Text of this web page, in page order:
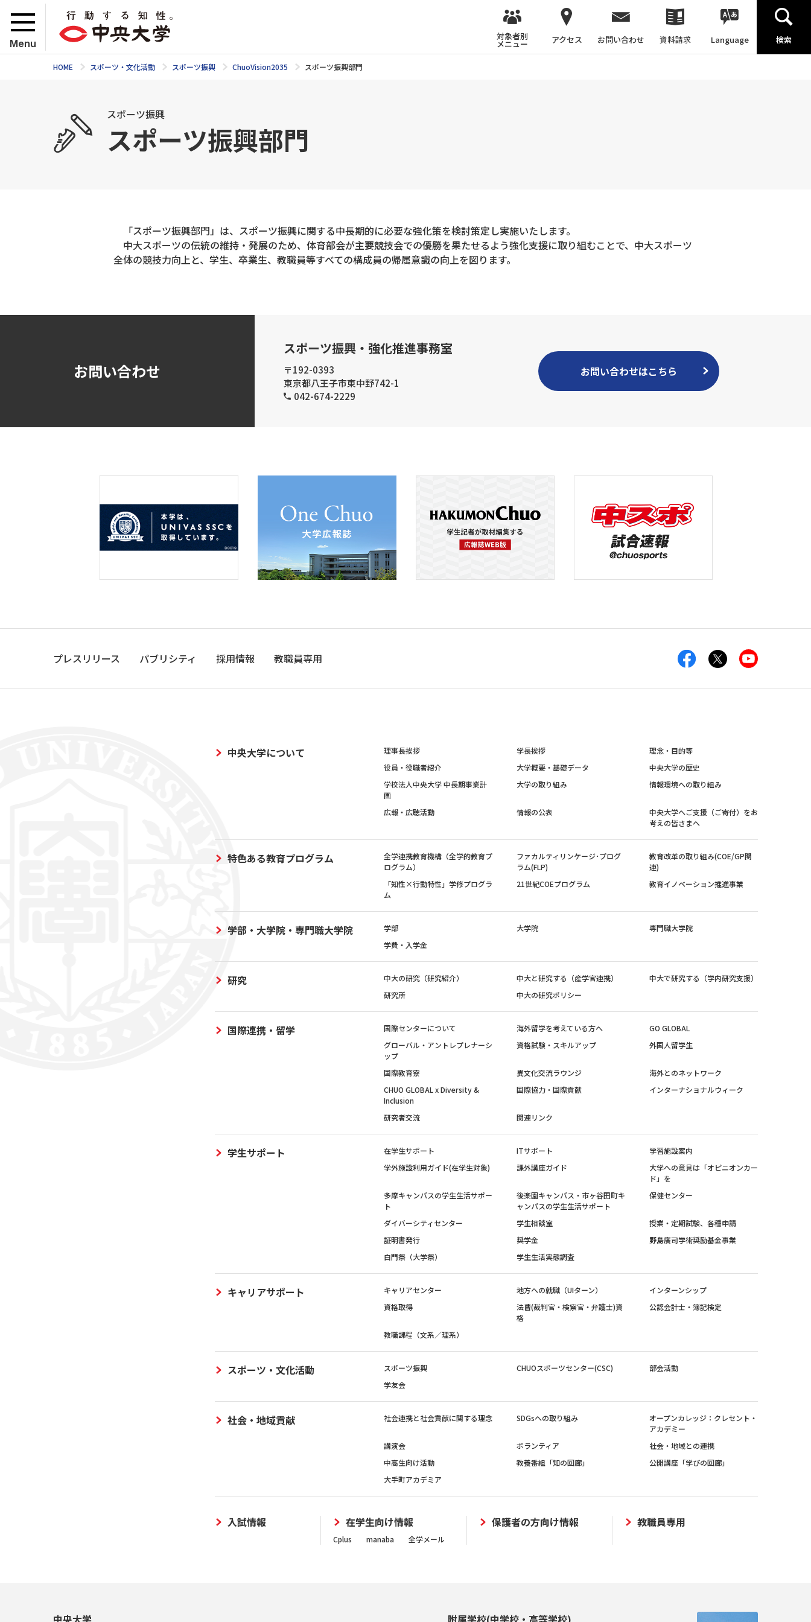
Menu
対象者別
メニュー アクセス お問い合わせ 資料請求 Language 検索
HOME スポーツ・文化活動 スポーツ振興 ChuoVision2035 スポーツ振興部門
スポーツ振興
スポーツ振興部門
「スポーツ振興部門」は、スポーツ振興に関する中長期的に必要な強化策を検討策定し実施いたします。
中大スポーツの伝統の維持・発展のため、体育部会が主要競技会での優勝を果たせるよう強化支援に取り組むことで、中大スポーツ
全体の競技力向上と、学生、卒業生、教職員等すべての構成員の帰属意識の向上を図ります。
お問い合わせ
スポーツ振興・強化推進事務室
〒192-0393
東京都八王子市東中野742-1
042-674-2229
お問い合わせはこちら
プレスリリース パブリシティ 採用情報 教職員専用
中央大学について 理事長挨拶 学長挨拶
理念・目的等
役員・役職者紹介
大学概要・基礎データ
中央大学の歴史
学校法人中央大学 中長期事業計
画
大学の取り組み 情報環境への取り組み
広報・広聴活動 情報の公表
中央大学へご支援（ご寄付）をお
考えの皆さまへ
特色ある教育プログラム
全学連携教育機構（全学的教育プ
ログラム）
ファカルティリンケージ･プログ
ラム(FLP)
教育改革の取り組み(COE/GP関
連)
「知性×行動特性」学修プログラ
ム
21世紀COEプログラム 教育イノベーション推進事業
学部・大学院・専門職大学院 学部 大学院
専門職大学院
学費・入学金
研究 中大の研究（研究紹介） 中大と研究する（産学官連携）
中大で研究する（学内研究支援）
研究所
中大の研究ポリシー
国際連携・留学 国際センターについて 海外留学を考えている方へ
GO GLOBAL
グローバル・アントレプレナーシ
ップ
資格試験・スキルアップ 外国人留学生
国際教育寮 異文化交流ラウンジ
海外とのネットワーク
CHUO GLOBAL x Diversity &
Inclusion
国際協力・国際貢献 インターナショナルウィーク
研究者交流 関連リンク
学生サポート 在学生サポート ITサポート
学習施設案内
学外施設利用ガイド(在学生対象)
課外講座ガイド
大学への意見は「オピニオンカー
ド」を
多摩キャンパスの学生生活サポー
ト
後楽園キャンパス・市ヶ谷田町キ
ャンパスの学生生活サポート
保健センター
ダイバーシティセンター 学生相談室
授業・定期試験、各種申請
証明書発行
奨学金
野島廣司学術奨励基金事業
白門祭（大学祭）
学生生活実態調査
キャリアサポート キャリアセンター 地方への就職（UIターン）
インターンシップ
資格取得
法曹(裁判官・検察官・弁護士)資
格
公認会計士・簿記検定
教職課程（文系／理系）
スポーツ・文化活動 スポーツ振興 CHUOスポーツセンター(CSC)
部会活動
学友会
社会・地域貢献 社会連携と社会貢献に関する理念 SDGsへの取り組み
オープンカレッジ：クレセント・
アカデミー
講演会
ボランティア
社会・地域との連携
中高生向け活動
教養番組「知の回廊」
公開講座「学びの回廊」
大手町アカデミア
入試情報 在学生向け情報
Cplus manaba 全学メール
保護者の方向け情報 教職員専用